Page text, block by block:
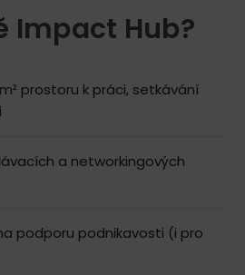
Impact Hub?
prostoru k práci, setkávání
a networkingových
podporu podnikavosti (i pro